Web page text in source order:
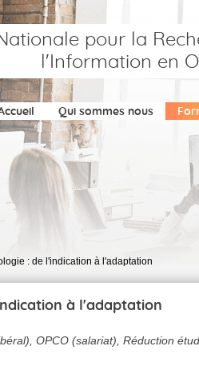
pour la
l'Information en
Qui sommes nous
: de l'indication à l'adaptation
à l'adaptation
OPCO (salariat), Réduction